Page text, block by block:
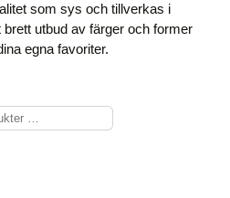
som sys och tillverkas i
utbud av färger och former
egna favoriter.